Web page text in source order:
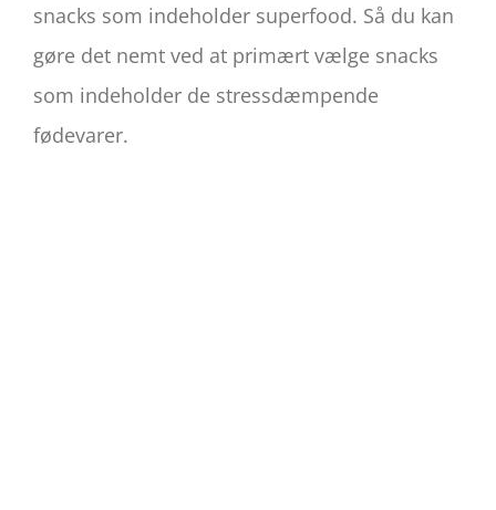
snacks som indeholder superfood. Så du kan
gøre det nemt ved at primært vælge snacks
som indeholder de stressdæmpende
fødevarer.